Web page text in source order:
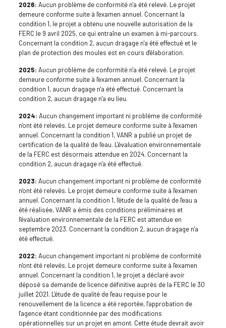
2026: Aucun problème de conformité n'a été relevé. Le projet
demeure conforme suite à l'examen annuel. Concernant la
condition 1, le projet a obtenu une nouvelle autorisation de la
FERC le 9 avril 2025, ce qui entraîne un examen à mi-parcours.
Concernant la condition 2, aucun dragage n'a été effectué et le
plan de protection des moules est en cours d'élaboration.
2025: Aucun problème de conformité n'a été relevé. Le projet
demeure conforme suite à l'examen annuel. Concernant la
condition 1, aucun dragage n'a été effectué. Concernant la
condition 2, aucun dragage n'a eu lieu.
2024: Aucun changement important ni problème de conformité
n'ont été relevés. Le projet demeure conforme suite à l'examen
annuel. Concernant la condition 1, VANR a publié un projet de
certification de la qualité de l'eau. L'évaluation environnementale
de la FERC est désormais attendue en 2024. Concernant la
condition 2, aucun dragage n'a été effectué.
2023: Aucun changement important ni problème de conformité
n'ont été relevés. Le projet demeure conforme suite à l'examen
annuel. Concernant la condition 1, l'étude de la qualité de l'eau a
été réalisée, VANR a émis des conditions préliminaires et
l'évaluation environnementale de la FERC est attendue en
septembre 2023. Concernant la condition 2, aucun dragage n'a
été effectué.
2022: Aucun changement important ni problème de conformité
n'ont été relevés. Le projet demeure conforme suite à l'examen
annuel. Concernant la condition 1, le projet a déclaré avoir
déposé sa demande de licence définitive auprès de la FERC le 30
juillet 2021. L'étude de qualité de l'eau requise pour le
renouvellement de la licence a été reportée, l'approbation de
l'agence étant conditionnée par des modifications
opérationnelles sur un projet en amont. Cette étude devrait avoir